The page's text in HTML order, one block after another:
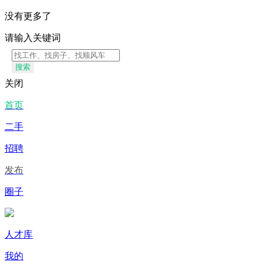
没有更多了
请输入关键词
搜索
关闭
首页
二手
招聘
发布
圈子
人才库
我的